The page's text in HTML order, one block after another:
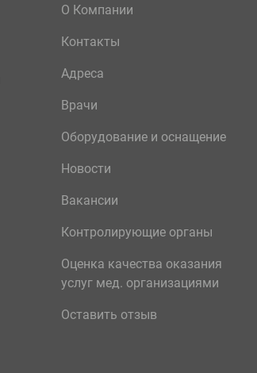
О Компании
Контакты
Адреса
Врачи
Оборудование и оснащение
Новости
Вакансии
Контролирующие органы
Оценка качества оказания
услуг мед. организациями
Оставить отзыв